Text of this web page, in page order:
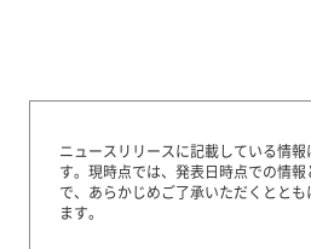
ニュースリリースに記載している情
す。 現時点では、発表日時点での情
で、あらかじめご了承いただくとと
ます。